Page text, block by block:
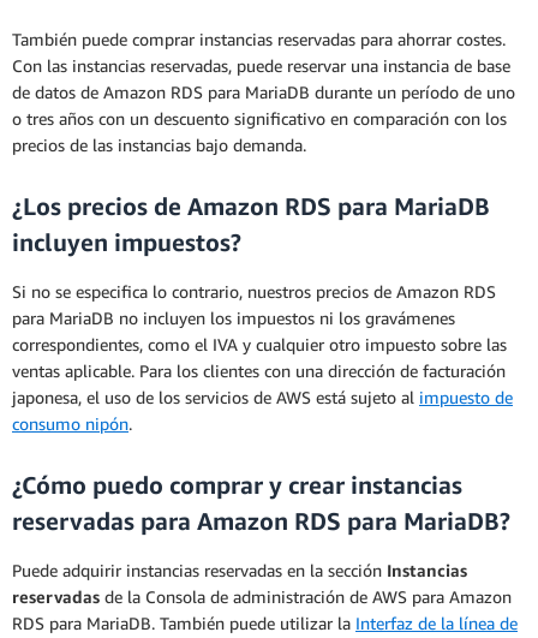
También puede comprar instancias reservadas para ahorrar costes.
Con las instancias reservadas, puede reservar una instancia de base
de datos de Amazon RDS para MariaDB durante un período de uno
o tres años con un descuento significativo en comparación con los
precios de las instancias bajo demanda.
¿Los precios de Amazon RDS para MariaDB
incluyen impuestos?
Si no se especifica lo contrario, nuestros precios de Amazon RDS
para MariaDB no incluyen los impuestos ni los gravámenes
correspondientes, como el IVA y cualquier otro impuesto sobre las
ventas aplicable. Para los clientes con una dirección de facturación
japonesa, el uso de los servicios de AWS está sujeto al impuesto de
consumo nipón.
¿Cómo puedo comprar y crear instancias
reservadas para Amazon RDS para MariaDB?
Puede adquirir instancias reservadas en la sección Instancias
reservadas de la Consola de administración de AWS para Amazon
RDS para MariaDB. También puede utilizar la Interfaz de la línea de